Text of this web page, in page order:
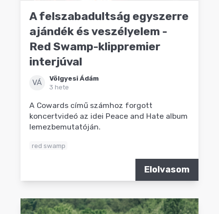
A felszabadultság egyszerre
ajándék és veszélyelem -
Red Swamp-klippremier
interjúval
VÁ
Völgyesi Ádám
3 hete
A Cowards című számhoz forgott
koncertvideó az idei Peace and Hate album
lemezbemutatóján.
red swamp
Elolvasom